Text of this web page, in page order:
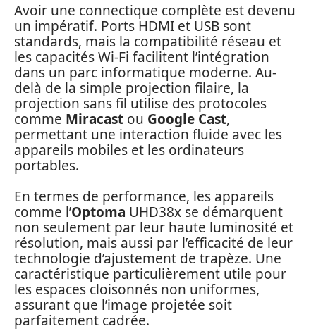
Avoir une connectique complète est devenu
un impératif. Ports HDMI et USB sont
standards, mais la compatibilité réseau et
les capacités Wi-Fi facilitent l’intégration
dans un parc informatique moderne. Au-
delà de la simple projection filaire, la
projection sans fil utilise des protocoles
comme Miracast ou Google Cast,
permettant une interaction fluide avec les
appareils mobiles et les ordinateurs
portables.
En termes de performance, les appareils
comme l’Optoma UHD38x se démarquent
non seulement par leur haute luminosité et
résolution, mais aussi par l’efficacité de leur
technologie d’ajustement de trapèze. Une
caractéristique particulièrement utile pour
les espaces cloisonnés non uniformes,
assurant que l’image projetée soit
parfaitement cadrée.